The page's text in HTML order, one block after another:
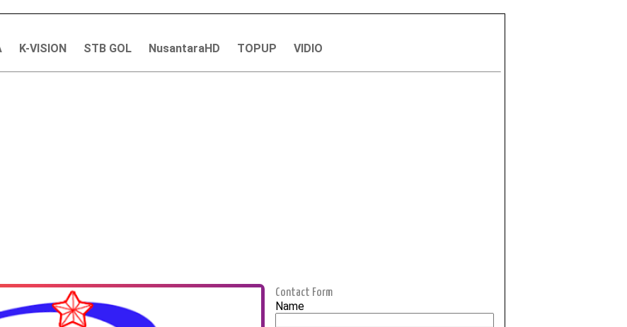
K-VISION STB GOL NusantaraHD TOPUP VIDIO
Contact Form
Name